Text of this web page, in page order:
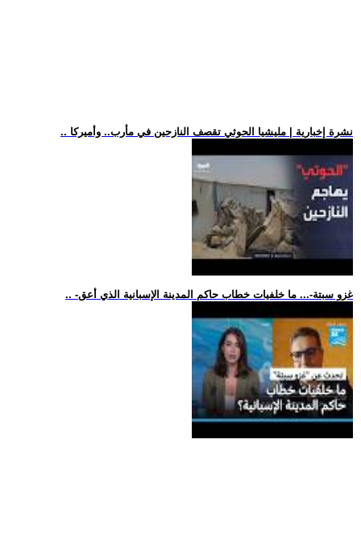
.. نشرة إخبارية | مليشيا الحوثي تقصف النازحين في مأرب.. وأميركا
.. -غزو سبتة-... ما خلفيات خطاب حاكم المدينة الإسبانية الذي أعق